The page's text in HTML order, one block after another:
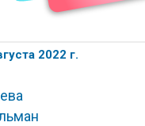
2022 г.